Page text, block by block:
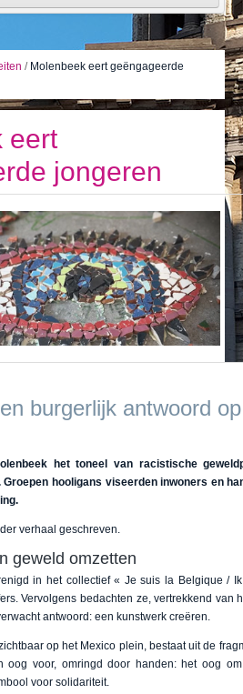
maken
/ Molenbeek eert geëngageerde
eert
jongeren
burgerlijk antwoord
het toneel van racistische
hooligans viseerden inwoners en
verhaal geschreven.
geweld omzetten
in het collectief « Je suis la Belgique /
Vervolgens bedachten ze, vertrekkend van
antwoord: een kunstwerk creëren.
op het Mexico plein, bestaat uit de
oog voor, omringd door handen: het oog
voor solidariteit.